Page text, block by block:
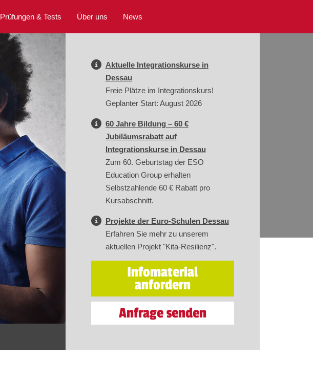
Prüfungen & Tests Über uns News
Aktuelle Integrationskurse in
Dessau
Freie Plätze im Integrationskurs!
Geplanter Start: August 2026
60 Jahre Bildung – 60 €
Jubiläumsrabatt auf
Integrationskurse in Dessau
Zum 60. Geburtstag der ESO
Education Group erhalten
Selbstzahlende 60 € Rabatt pro
Kursabschnitt.
Projekte der Euro-Schulen Dessau
Erfahren Sie mehr zu unserem
aktuellen Projekt "Kita-Resilienz".
Infomaterial
anfordern
Anfrage senden